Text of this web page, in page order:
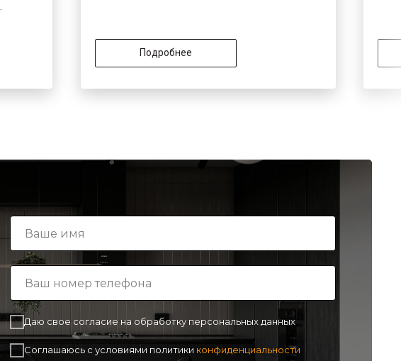
Подробнее
Даю свое согласие на обработку персональных данных
Соглашаюсь с условиями политики конфиденциальности